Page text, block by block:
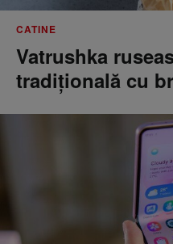
CATINE
Vatrushka
tradițională cu